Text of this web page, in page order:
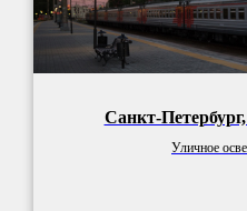
Санкт-
Уличное